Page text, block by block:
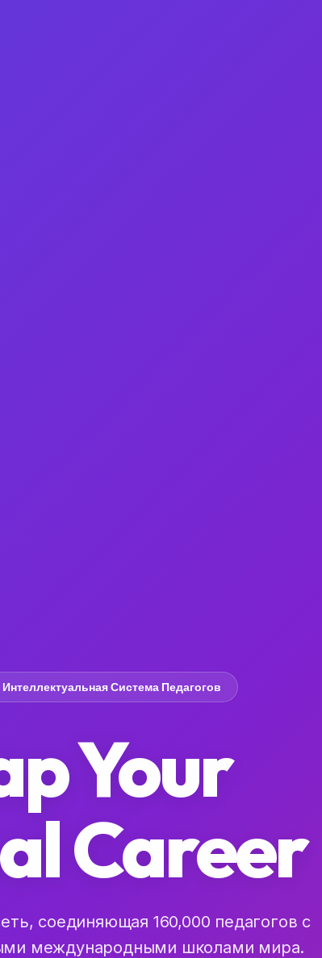
Система Педагогов
Your
Career
соединяющая 160,000 педагогов с
международными школами мира.